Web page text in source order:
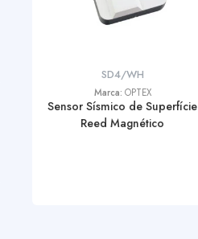
SD4/WH
Marca: OPTEX
Sensor Sísmico de Superfície
Reed Magnético